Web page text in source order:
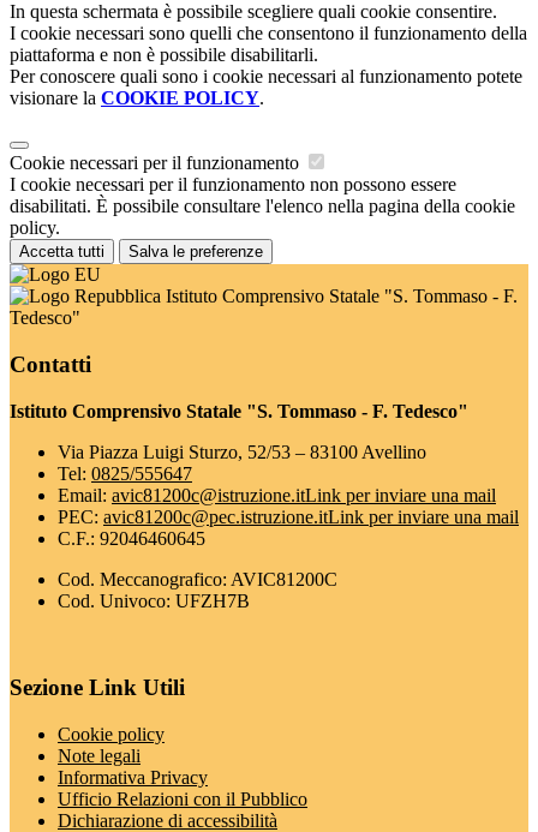
In questa schermata è possibile scegliere quali cookie consentire.
I cookie necessari sono quelli che consentono il funzionamento della
piattaforma e non è possibile disabilitarli.
Per conoscere quali sono i cookie necessari al funzionamento potete
visionare la COOKIE POLICY.
Cookie necessari per il funzionamento
I cookie necessari per il funzionamento non possono essere
disabilitati. È possibile consultare l'elenco nella pagina della cookie
policy.
Accetta tutti Salva le preferenze
Istituto Comprensivo Statale "S. Tommaso - F.
Tedesco"
Contatti
Istituto Comprensivo Statale "S. Tommaso - F. Tedesco"
Via Piazza Luigi Sturzo, 52/53 – 83100 Avellino
Tel: 0825/555647
Email: avic81200c@istruzione.itLink per inviare una mail
PEC: avic81200c@pec.istruzione.itLink per inviare una mail
C.F.: 92046460645
Cod. Meccanografico: AVIC81200C
Cod. Univoco: UFZH7B
Sezione Link Utili
Cookie policy
Note legali
Informativa Privacy
Ufficio Relazioni con il Pubblico
Dichiarazione di accessibilità